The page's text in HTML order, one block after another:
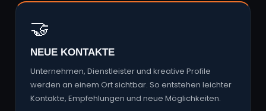
🤝
NEUE KONTAKTE
Unternehmen, Dienstleister und kreative Profile
werden an einem Ort sichtbar. So entstehen leichter
Kontakte, Empfehlungen und neue Möglichkeiten.